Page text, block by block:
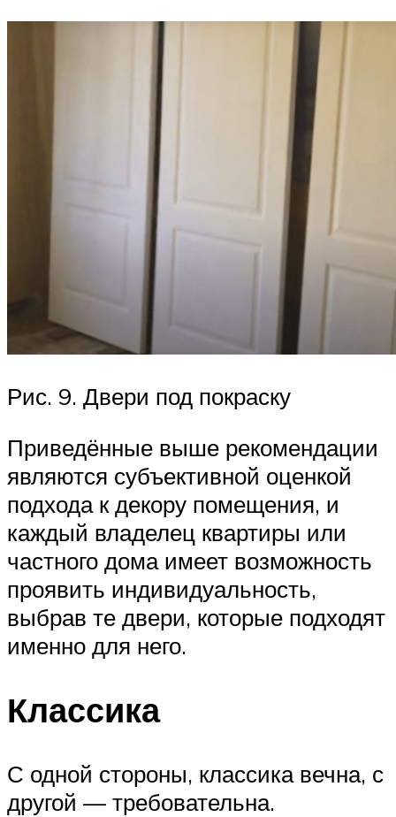
Рис. 9. Двери под покраску
Приведённые выше рекомендации
являются субъективной оценкой
подхода к декору помещения, и
каждый владелец квартиры или
частного дома имеет возможность
проявить индивидуальность,
выбрав те двери, которые подходят
именно для него.
Классика
С одной стороны, классика вечна, с
другой — требовательна.